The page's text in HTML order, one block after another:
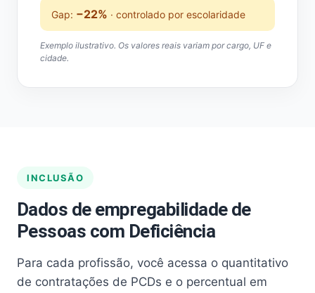
Gap: −22% · controlado por escolaridade
Exemplo ilustrativo. Os valores reais variam por cargo, UF e
cidade.
INCLUSÃO
Dados de empregabilidade de
Pessoas com Deficiência
Para cada profissão, você acessa o quantitativo
de contratações de PCDs e o percentual em